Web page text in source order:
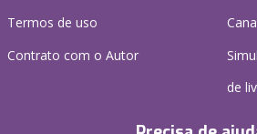
Termos de uso
Contrato com o Autor
de